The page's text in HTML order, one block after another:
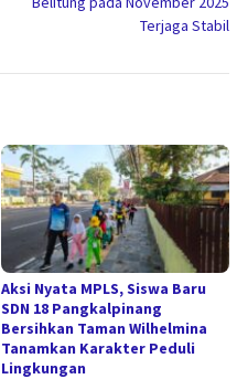
Terjaga Stabil
Aksi Nyata MPLS, Siswa Baru
SDN 18 Pangkalpinang
Bersihkan Taman Wilhelmina
Tanamkan Karakter Peduli
Lingkungan